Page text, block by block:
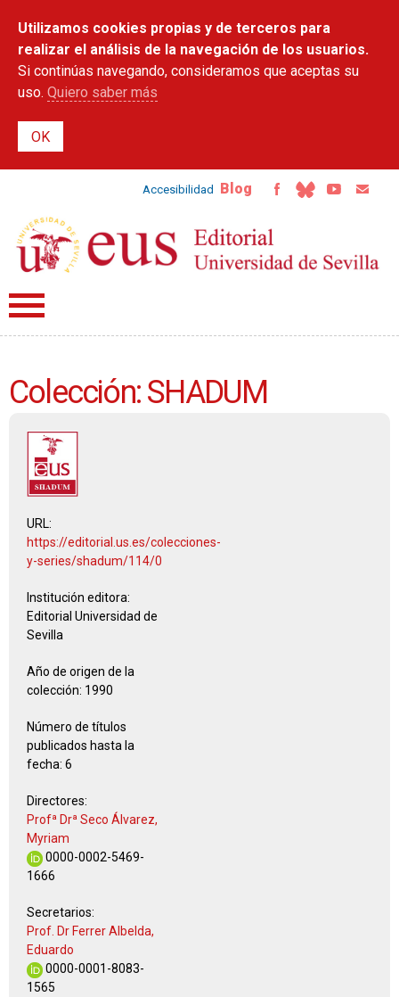
contenido
principal
Utilizamos cookies propias y de terceros para
realizar el análisis de la navegación de los usuarios.
Si continúas navegando, consideramos que aceptas su
uso. Quiero saber más
Accesibilidad Blog
Colección: SHADUM
URL:
https://editorial.us.es/colecciones-
y-series/shadum/114/0
Institución editora:
Editorial Universidad de
Sevilla
Año de origen de la
colección: 1990
Número de títulos
publicados hasta la
fecha: 6
Directores:
Profª Drª Seco Álvarez,
Myriam
0000-0002-5469-
1666
Secretarios:
Prof. Dr Ferrer Albelda,
Eduardo
0000-0001-8083-
1565